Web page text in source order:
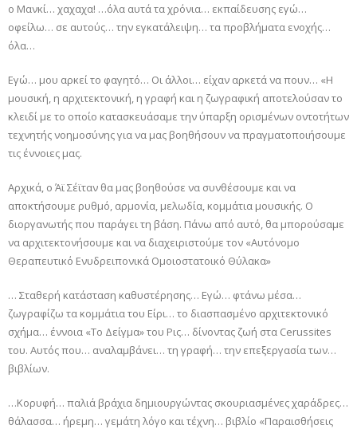
ο Μανκί… χαχαχα! …όλα αυτά τα χρόνια… εκπαίδευσης εγώ…
οφείλω… σε αυτούς… την εγκατάλειψη… τα προβλήματα ενοχής…
όλα…
Εγώ… μου αρκεί το φαγητό… Οι άλλοι… είχαν αρκετά να πουν… «Η
μουσική, η αρχιτεκτονική, η γραφή και η ζωγραφική αποτελούσαν το
κλειδί με το οποίο κατασκευάσαμε την ύπαρξη ορισμένων οντοτήτων
τεχνητής νοημοσύνης για να μας βοηθήσουν να πραγματοποιήσουμε
τις έννοιες μας.
Αρχικά, ο Άϊ Σέϊταν θα μας βοηθούσε να συνθέσουμε και να
αποκτήσουμε ρυθμό, αρμονία, μελωδία, κομμάτια μουσικής. Ο
διοργανωτής που παράγει τη βάση. Πάνω από αυτό, θα μπορούσαμε
να αρχιτεκτονήσουμε και να διαχειριστούμε τον «Αυτόνομο
Θεραπευτικό Ενυδρειπονικά Ομοιοστατοικό Θύλακα»
… Σταθερή κατάσταση καθυστέρησης… Εγώ… φτάνω μέσα…
ζωγραφίζω τα κομμάτια του Είρι… το διασπασμένο αρχιτεκτονικό
σχήμα… έννοια «Το Δείγμα» του Ρις… δίνοντας ζωή στα Cerussites
του. Αυτός που… αναλαμβάνει… τη γραφή… την επεξεργασία των…
βιβλίων.
…Κορυφή… παλιά βράχια δημιουργώντας σκουριασμένες χαράδρες…
θάλασσα… ήρεμη… γεμάτη λόγο και τέχνη… βιβλίο «Παραισθήσεις